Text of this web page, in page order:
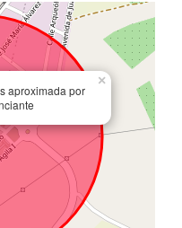
aproximada por
×